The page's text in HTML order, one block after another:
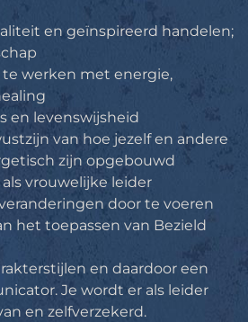
en geïnspireerd handelen;
werken met energie,
en levenswijsheid
van hoe jezelf en andere
zijn opgebouwd
vrouwelijke leider
door te voeren
het toepassen van Bezield
en daardoor een
Je wordt er als leider
en zelfverzekerd.